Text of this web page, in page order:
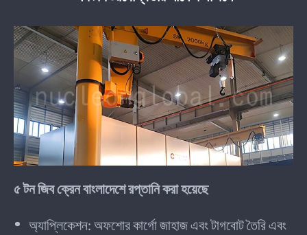
৫ টন জিব ক্রেন বাংলাদেশে রপ্তানি করা হয়েছে
অ্যাপ্লিকেশন: অফশোর কার্গো জাহাজ এবং টাগবোট তৈরি এবং